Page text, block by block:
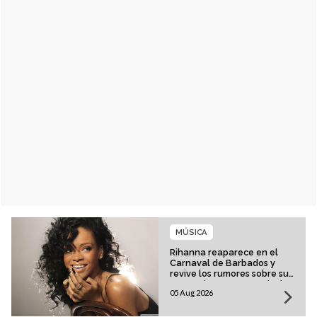
Rihanna reaparece en el
Carnaval de Barbados y
revive los rumores sobre su
esperado regreso musical
MÚSICA
05 Aug 2026